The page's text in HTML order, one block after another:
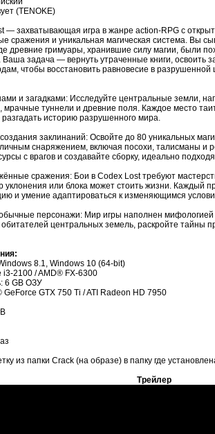
(TENOKE)
— захватывающая игра в жанре action-RPG с
сражения и уникальная магическая система. Вы
древние гримуары, хранившие силу магии, были
задача — вернуть утраченные книги, освоить
чтобы восстановить равновесие в разрушенной
и загадками: Исследуйте центральные земли,
туннели и древние поля. Каждое место
историю разрушенного мира.
заклинаний: Освойте до 80 уникальных
снаряжением, включая посохи, талисманы
с врагов и создавайте сборку, идеально
сражения: Бои в Codex Lost требуют
или блока может стоить жизни. Каждый
и умение адаптироваться к изменяющимся
персонажи: Мир игры наполнен
обитателей центральных земель, раскройте тайны
8.1, Windows 10 (64-bit)
i3-2100 / AMD® FX-6300
6 GB ОЗУ
GeForce GTX 750 Ti / ATI Radeon HD 7950
из папки Crack (на образе) в папку где
Трейлер